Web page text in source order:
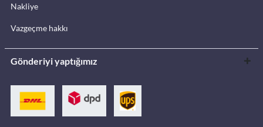
Nakliye
Vazgeçme hakkı
Gönderiyi yaptığımız